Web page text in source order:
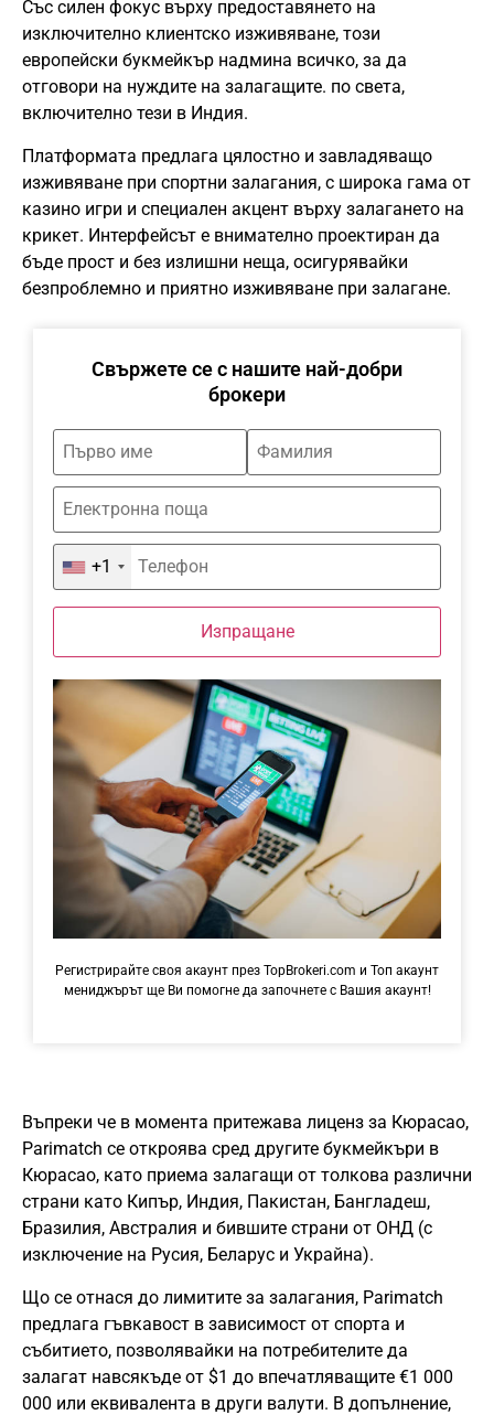
Със силен фокус върху предоставянето на
изключително клиентско изживяване, този
европейски букмейкър надмина всичко, за да
отговори на нуждите на залагащите. по света,
включително тези в Индия.
Платформата предлага цялостно и завладяващо
изживяване при спортни залагания, с широка гама от
казино игри и специален акцент върху залагането на
крикет. Интерфейсът е внимателно проектиран да
бъде прост и без излишни неща, осигурявайки
безпроблемно и приятно изживяване при залагане.
Свържете се с нашите най-добри
брокери
+1
Изпращане
Регистрирайте своя акаунт през TopBrokeri.com и Топ акаунт
мениджърът ще Ви помогне да започнете с Вашия акаунт!
Въпреки че в момента притежава лиценз за Кюрасао,
Parimatch се откроява сред другите букмейкъри в
Кюрасао, като приема залагащи от толкова различни
страни като Кипър, Индия, Пакистан, Бангладеш,
Бразилия, Австралия и бившите страни от ОНД (с
изключение на Русия, Беларус и Украйна).
Що се отнася до лимитите за залагания, Parimatch
предлага гъвкавост в зависимост от спорта и
събитието, позволявайки на потребителите да
залагат навсякъде от $1 до впечатляващите €1 000
000 или еквивалента в други валути. В допълнение,